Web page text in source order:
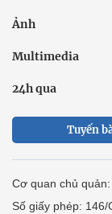
Ảnh
Multimedia
24h qua
Tuyến
Cơ quan chủ
Số giấy phép: